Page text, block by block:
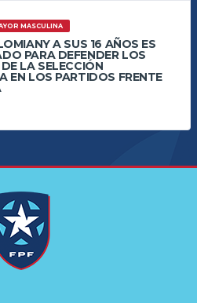
MASCULINA
A SUS 16 AÑOS ES
PARA DEFENDER LOS
LA SELECCIÓN
EN LOS PARTIDOS FRENTE